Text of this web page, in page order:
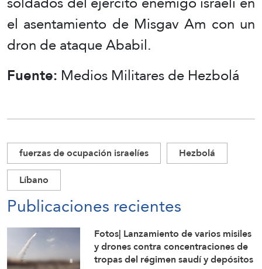
el asentamiento de Misgav Am con un
dron de ataque Ababil.
Fuente: Medios Militares de Hezbolá
fuerzas de ocupación israelíes
Hezbolá
Líbano
Publicaciones recientes
Fotos| Lanzamiento de varios misiles
y drones contra concentraciones de
tropas del régimen saudí y depósitos